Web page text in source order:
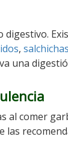
, salchichas
una
comer
las